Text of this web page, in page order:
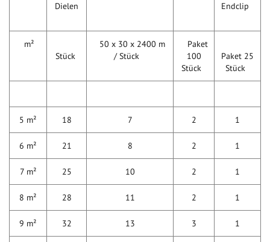
Dielen
Endclip
m²
Stück
50 x 30 x 2400 m
/ Stück
Paket
100
Stück
Paket 25
Stück
5 m² 18 7 2 1
6 m² 21 8 2 1
7 m² 25 10 2 1
8 m² 28 11 2 1
9 m² 32 13 3 1